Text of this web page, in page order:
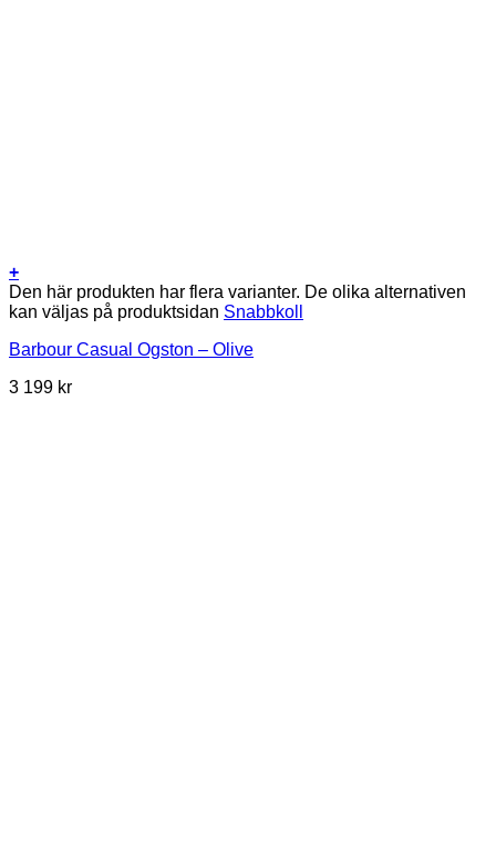
+
Den här produkten har flera varianter. De olika alternativen
kan väljas på produktsidan Snabbkoll
Barbour Casual Ogston – Olive
3 199 kr